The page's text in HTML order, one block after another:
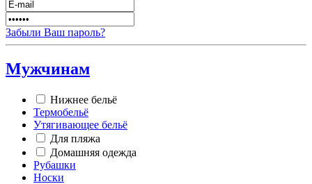
Забыли Ваш пароль?
Мужчинам
Нижнее бельё
Термобельё
Утягивающее бельё
Для пляжа
Домашняя одежда
Рубашки
Носки